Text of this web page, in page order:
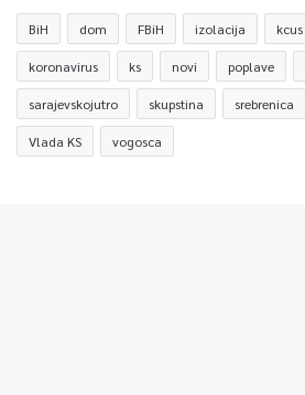
BiH dom FBiH izolacija kcus
koronavirus ks novi poplave
sarajevskojutro skupstina srebrenica
Vlada KS vogosca